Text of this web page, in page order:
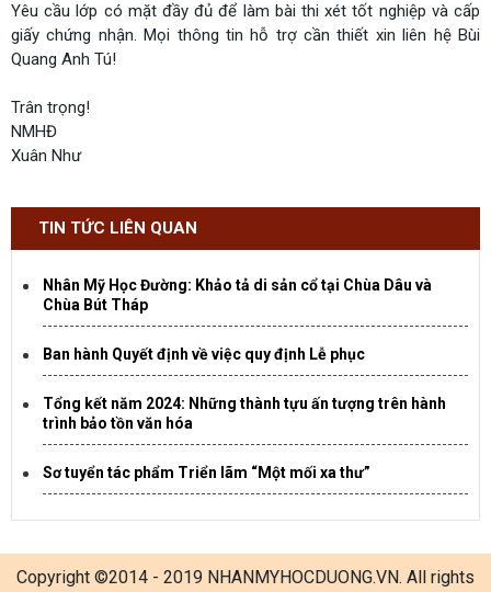
Yêu cầu lớp có mặt đầy đủ để làm bài thi xét tốt nghiệp và cấp
giấy chứng nhận. Mọi thông tin hỗ trợ cần thiết xin liên hệ Bùi
Quang Anh Tú!
Trân trọng!
NMHĐ
Xuân Như
TIN TỨC LIÊN QUAN
Nhân Mỹ Học Đường: Khảo tả di sản cổ tại Chùa Dâu và
Chùa Bút Tháp
Ban hành Quyết định về việc quy định Lễ phục
Tổng kết năm 2024: Những thành tựu ấn tượng trên hành
trình bảo tồn văn hóa
Sơ tuyển tác phẩm Triển lãm “Một mối xa thư”
Copyright ©2014 - 2019 NHANMYHOCDUONG.VN. All rights